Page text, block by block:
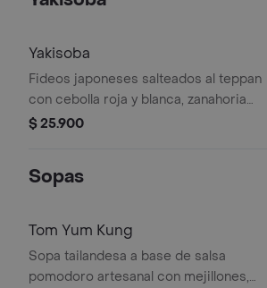
Yakisoba
Fideos japoneses salteados al teppan
con cebolla roja y blanca, zanahoria
en julianas, zucchini amarillo y verde,
$ 25.900
Sopas
Tom Yum Kung
Sopa tailandesa a base de salsa
pomodoro artesanal con mejillones,